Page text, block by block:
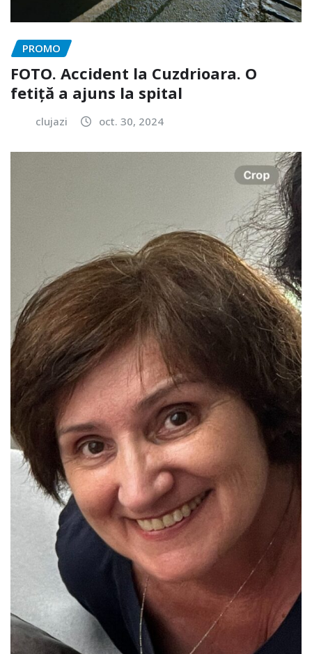
PROMO
FOTO. Accident la Cuzdrioara. O
fetiță a ajuns la spital
clujazi oct. 30, 2024